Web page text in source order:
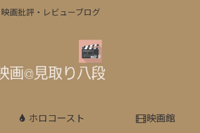
映画批評・レビューブログ
ホロコースト 映画館